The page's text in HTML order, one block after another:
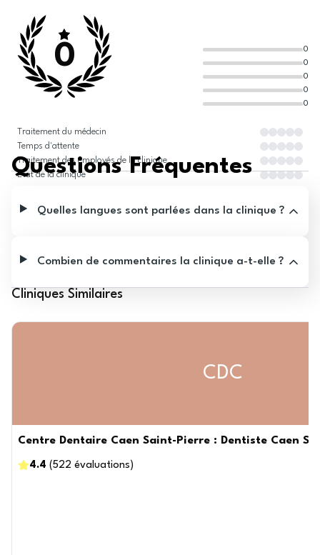
0
0
0
0
0
0
Traitement du médecin
Temps d'attente
Traitement des employés de la clinique
État de la clinique
Questions Fréquentes
Quelles langues sont parlées dans la clinique ?
Combien de commentaires la clinique a-t-elle ?
Cliniques Similaires
CDC
Centre Dentaire Caen Saint-Pierre : Dentiste Caen
4.4 (522 évaluations )